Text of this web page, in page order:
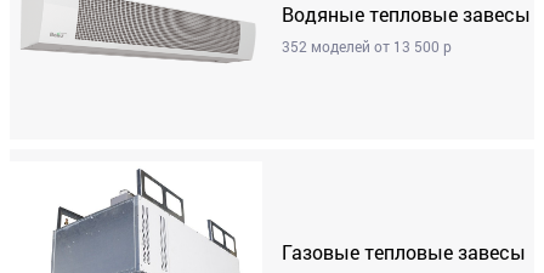
Водяные тепловые завесы
352 моделей от 13 500 р
Газовые тепловые завесы